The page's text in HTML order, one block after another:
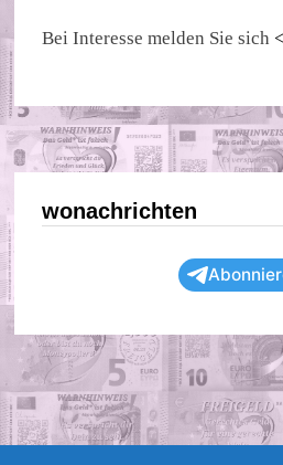
Bei Interesse melden Sie sich
wonachrichten